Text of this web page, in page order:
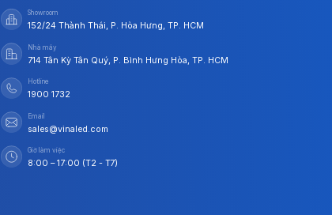
Showroom
152/24 Thành Thái, P. Hòa Hưng, TP. HCM
Nhà máy
714 Tân Kỳ Tân Quý, P. Bình Hưng Hòa, TP. HCM
Hotline
1900 1732
Email
sales@vinaled.com
Giờ làm việc
8:00 – 17:00 (T2 - T7)